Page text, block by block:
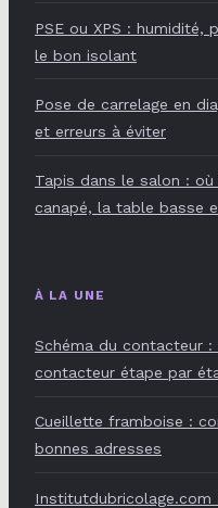
PSE ou XPS : humidité,
le bon isolant
Pose de carrelage en
et erreurs à éviter
Tapis dans le salon :
canapé, la table basse
À LA UNE
Schéma du contacteur
contacteur étape par
Cueillette framboise :
bonnes adresses
Institutdubricolage.com